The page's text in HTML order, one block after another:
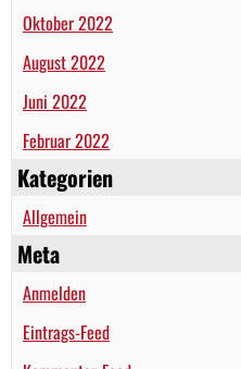
Oktober 2022
August 2022
Juni 2022
Februar 2022
Kategorien
Allgemein
Meta
Anmelden
Eintrags-Feed